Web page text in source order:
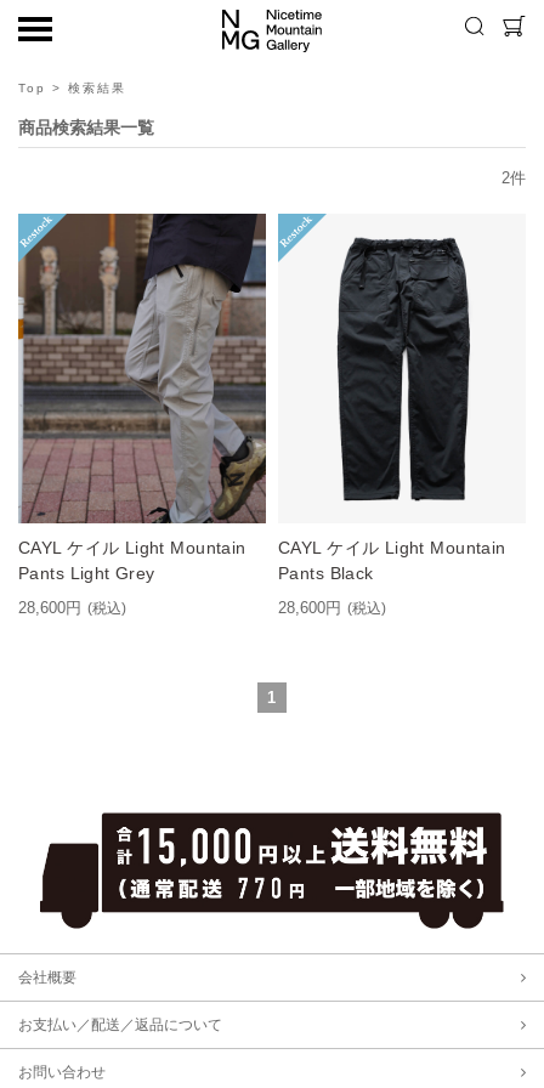
Top > 検索結果
商品検索結果一覧
2件
CAYL ケイル Light Mountain
Pants Light Grey
28,600円 (税込)
CAYL ケイル Light Mountain
Pants Black
28,600円 (税込)
1
会社概要
お支払い／配送／返品について
お問い合わせ